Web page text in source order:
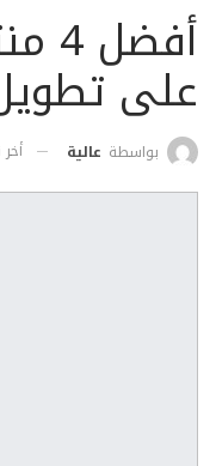
على
بواسطة عالية